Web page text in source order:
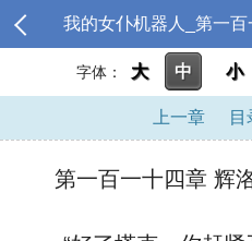
我的女仆机器人_第一
字体： 大 中 小
上一章 目
第一百一十四章 辉洛